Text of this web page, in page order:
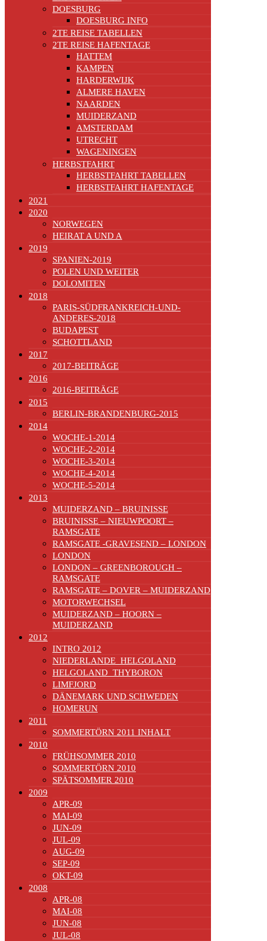
DOESBURG
DOESBURG INFO
2TE REISE TABELLEN
2TE REISE HAFENTAGE
HATTEM
KAMPEN
HARDERWIJK
ALMERE HAVEN
NAARDEN
MUIDERZAND
AMSTERDAM
UTRECHT
WAGENINGEN
HERBSTFAHRT
HERBSTFAHRT TABELLEN
HERBSTFAHRT HAFENTAGE
2021
2020
NORWEGEN
HEIRAT A UND A
2019
SPANIEN-2019
POLEN UND WEITER
DOLOMITEN
2018
PARIS-SÜDFRANKREICH-UND-
ANDERES-2018
BUDAPEST
SCHOTTLAND
2017
2017-BEITRÄGE
2016
2016-BEITRÄGE
2015
BERLIN-BRANDENBURG-2015
2014
WOCHE-1-2014
WOCHE-2-2014
WOCHE-3-2014
WOCHE-4-2014
WOCHE-5-2014
2013
MUIDERZAND – BRUINISSE
BRUINISSE – NIEUWPOORT –
RAMSGATE
RAMSGATE -GRAVESEND – LONDON
LONDON
LONDON – GREENBOROUGH –
RAMSGATE
RAMSGATE – DOVER – MUIDERZAND
MOTORWECHSEL
MUIDERZAND – HOORN –
MUIDERZAND
2012
INTRO 2012
NIEDERLANDE_HELGOLAND
HELGOLAND_THYBORON
LIMFJORD
DÄNEMARK UND SCHWEDEN
HOMERUN
2011
SOMMERTÖRN 2011 INHALT
2010
FRÜHSOMMER 2010
SOMMERTÖRN 2010
SPÄTSOMMER 2010
2009
APR-09
MAI-09
JUN-09
JUL-09
AUG-09
SEP-09
OKT-09
2008
APR-08
MAI-08
JUN-08
JUL-08